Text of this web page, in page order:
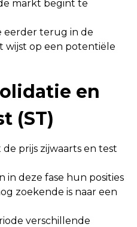
markt begint te
eerder terug in de
wijst op een potentiële
en
(ST)
prijs zijwaarts en test
in deze fase hun posities
zoekende is naar een
verschillende